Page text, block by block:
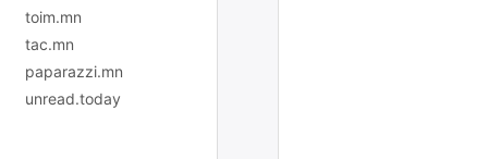
toim.mn
tac.mn
paparazzi.mn
unread.today